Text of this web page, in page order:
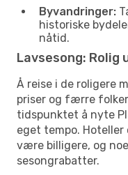
Byvandringer:
historiske
nåtid.
Lavsesong:
Å reise i de roligere
priser og færre
tidspunktet å nyte
eget tempo.
være billigere, og
sesongrabatter.